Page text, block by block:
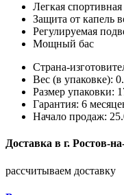
Легкая
Защита от капель
Регулируемая
Мощный бас
Страна-
Вес (в упаковке):
Размер упаковки:
Гарантия: 6
Начало продаж:
Доставка в г. Ростов-
рассчитываем доставку